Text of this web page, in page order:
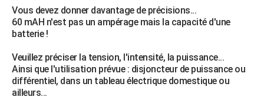
S'inscrire
Se connecter
Lycées
Collèges
Primaires
Universités
Entreprises
Service militaire
Avis de recherche
AVIS DE DÉCÈS
Bricolage
Lifestyle
Culture
Sport
Auto
Television
Voyage
Cinema
Vous devez donner davantage de précisions...
60 mAH n'est pas un ampérage mais la capacité d'une
batterie !
Veuillez préciser la tension, l'intensité, la puissance...
Ainsi que l'utilisation prévue : disjoncteur de puissance ou
différentiel, dans un tableau électrique domestique ou
ailleurs...